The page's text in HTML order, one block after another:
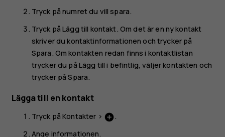
Tryck på numret du vill spara.
Tryck påLägg till kontakt . Om det är en ny kontakt
skriver du kontaktinformationen och trycker på
Spara . Om kontakten redan finns i kontaktlistan
trycker du på Lägg till i befintlig, väljer kontakten och
trycker påSpara.
Lägga till en kontakt
Tryck påKontakter > add_circle.
Ange informationen.